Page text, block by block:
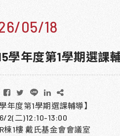
05/18
學年度第1學期選課
學年度第1學期選課輔導】
2(二)12:10-13:00
棟1樓 戴氏基金會會議室